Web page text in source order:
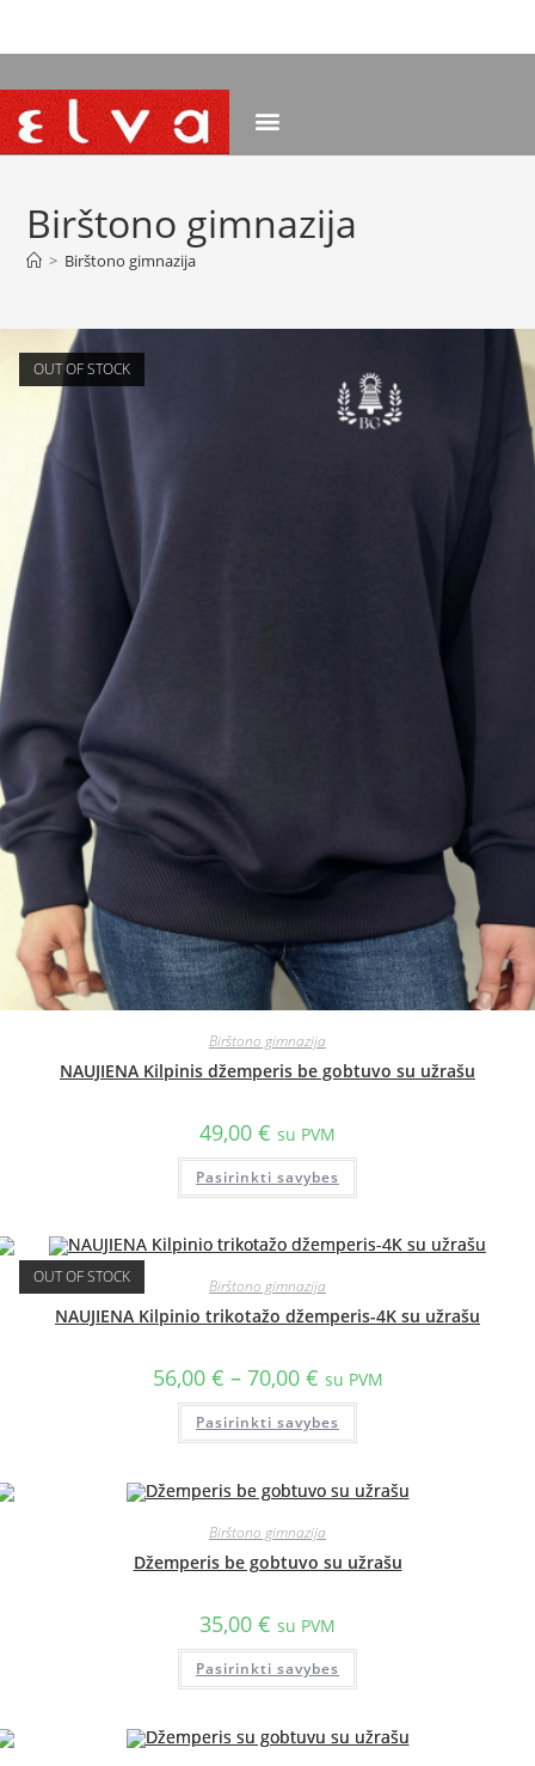
Birštono gimnazija
> Birštono gimnazija
OUT OF STOCK
Birštono gimnazija
NAUJIENA Kilpinis džemperis be gobtuvo su užrašu
49,00 € su PVM
Pasirinkti savybes
OUT OF STOCK Birštono gimnazija
NAUJIENA Kilpinio trikotažo džemperis-4K su užrašu
56,00 € – 70,00 € su PVM
Pasirinkti savybes
Birštono gimnazija
Džemperis be gobtuvo su užrašu
35,00 € su PVM
Pasirinkti savybes